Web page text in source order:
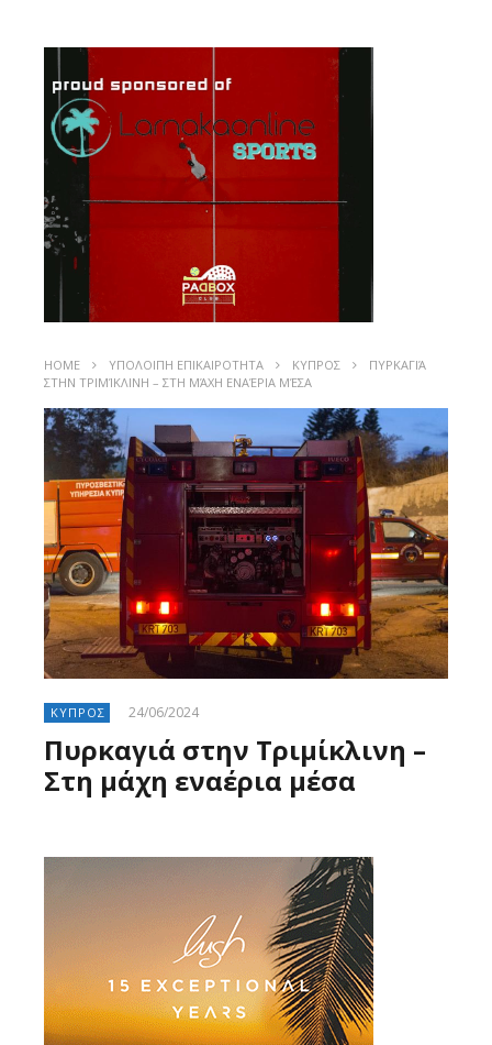
HOME ΥΠΟΛΟΙΠΗ ΕΠΙΚΑΙΡΟΤΗΤΑ ΚΥΠΡΟΣ
ΠΥΡΚΑΓΙΆ
ΣΤΗΝ ΤΡΙΜΊΚΛΙΝΗ – ΣΤΗ ΜΆΧΗ ΕΝΑΈΡΙΑ ΜΈΣΑ
ΚΥΠΡΟΣ 24/06/2024
Πυρκαγιά στην Τριμίκλινη –
Στη μάχη εναέρια μέσα